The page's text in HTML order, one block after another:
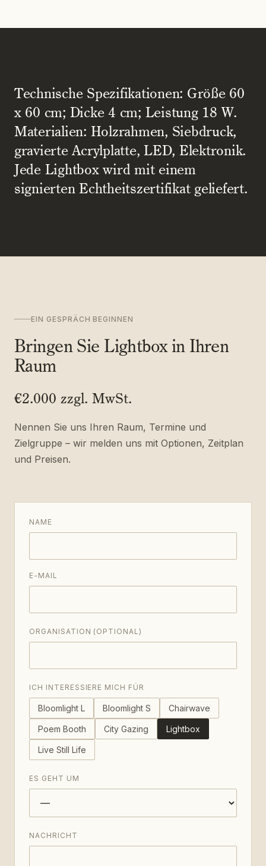
Technische Spezifikationen: Größe 60
x 60 cm; Dicke 4 cm; Leistung 18 W.
Materialien: Holzrahmen, Siebdruck,
gravierte Acrylplatte, LED, Elektronik.
Jede Lightbox wird mit einem
signierten Echtheitszertifikat geliefert.
EIN GESPRÄCH BEGINNEN
Bringen Sie Lightbox in Ihren
Raum
€2.000 zzgl. MwSt.
Nennen Sie uns Ihren Raum, Termine und
Zielgruppe – wir melden uns mit Optionen, Zeitplan
und Preisen.
NAME
E-MAIL
ORGANISATION (OPTIONAL)
ICH INTERESSIERE MICH FÜR
Bloomlight L Bloomlight S Chairwave
Poem Booth City Gazing Lightbox
Live Still Life
ES GEHT UM
NACHRICHT